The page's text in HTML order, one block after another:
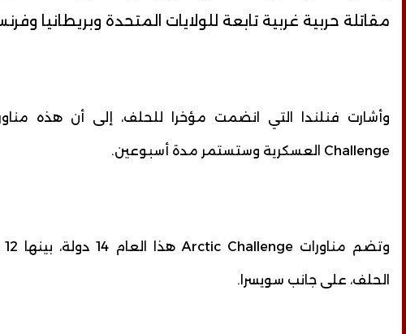
مقاتلة حربية غربية تابعة للولايات المتحدة وبريطانيا
Challenge العسكرية وستستمر مدة أسبوعين.
الحلف، على جانب سويسرا.